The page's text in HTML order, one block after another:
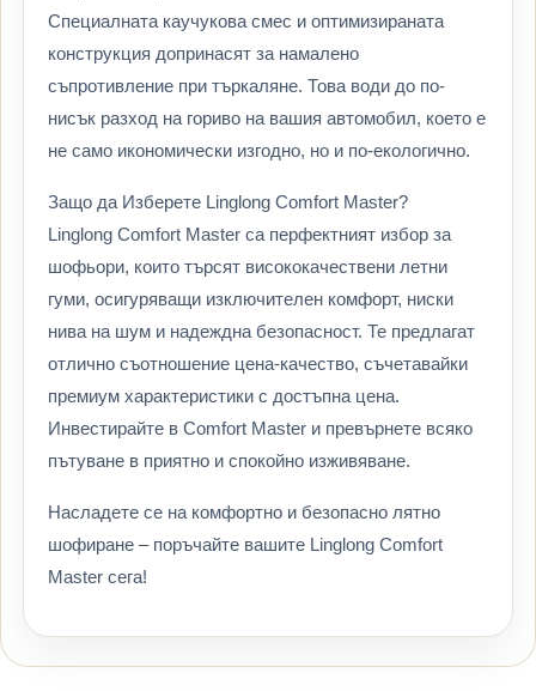
Специалната каучукова смес и оптимизираната
конструкция допринасят за намалено
съпротивление при търкаляне. Това води до по-
нисък разход на гориво на вашия автомобил, което е
не само икономически изгодно, но и по-екологично.
Защо да Изберете Linglong Comfort Master?
Linglong Comfort Master са перфектният избор за
шофьори, които търсят висококачествени летни
гуми, осигуряващи изключителен комфорт, ниски
нива на шум и надеждна безопасност. Те предлагат
отлично съотношение цена-качество, съчетавайки
премиум характеристики с достъпна цена.
Инвестирайте в Comfort Master и превърнете всяко
пътуване в приятно и спокойно изживяване.
Насладете се на комфортно и безопасно лятно
шофиране – поръчайте вашите Linglong Comfort
Master сега!